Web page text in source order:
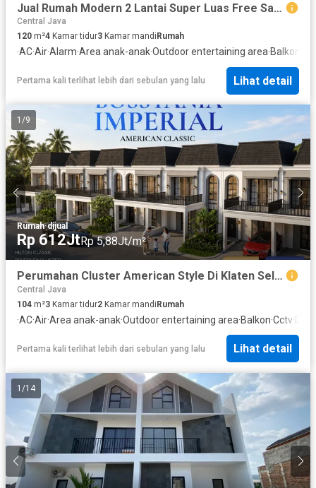
Jual Rumah Modern 2 Lantai Super Luas Free Sampai SHM di Jaten
Central Java
120 m²4 Kamar tidur3 Kamar mandi Rumah
·AC·Air·Alarm·Area anak-anak·Outdoor entertaining area·Balkon
Pertama kali terlihat lebih dari sebulan yang lalu Lihat detail
1 /9
Rumah·dijual
Rp 612JtRp 5,88Jt/m²
Perumahan Cluster American Style Di Klaten Selatan
Central Java
104 m²3 Kamar tidur2 Kamar mandi Rumah
·AC·Air·Area anak-anak·Outdoor entertaining area·Balkon·Cctv·
Pertama kali terlihat lebih dari sebulan yang lalu Lihat detail
1 /14